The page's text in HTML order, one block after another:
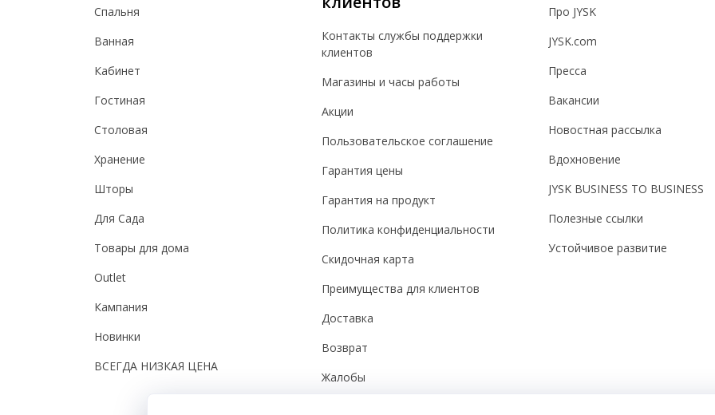
Спальня
Ванная
Кабинет
Гостиная
Столовая
Хранение
Шторы
Для Сада
Товары для дома
Outlet
Кампания
Новинки
ВСЕГДА НИЗКАЯ ЦЕНА
Контакты службы поддержки
клиентов
Магазины и часы работы
Акции
Пользовательское соглашение
Гарантия цены
Гарантия на продукт
Политика конфиденциальности
Скидочная карта
Преимущества для клиентов
Доставка
Возврат
Жалобы
Про JYSK
JYSK.com
Пресса
Вакансии
Новостная рассылка
Вдохновение
JYSK BUSINESS TO BUSINESS
Полезные ссылки
Устойчивое развитие